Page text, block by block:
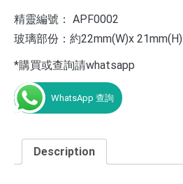
精靈編號： APF0002
玻璃部份：約22mm(W)x 21mm(H)
*購買或查詢請whatsapp
WhatsApp 查詢
Description